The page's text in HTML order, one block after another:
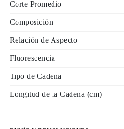
Corte Promedio
Composición
Relación de Aspecto
Fluorescencia
Tipo de Cadena
Longitud de la Cadena (cm)